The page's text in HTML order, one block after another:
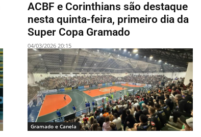
ACBF e Corinthians são destaque
nesta quinta-feira, primeiro dia da
Super Copa Gramado
04/03/2026 20:15
Gramado e Canela